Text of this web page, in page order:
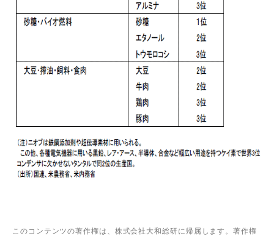
このコンテンツの著作権は、株式会社大和総研に帰属します。著作権